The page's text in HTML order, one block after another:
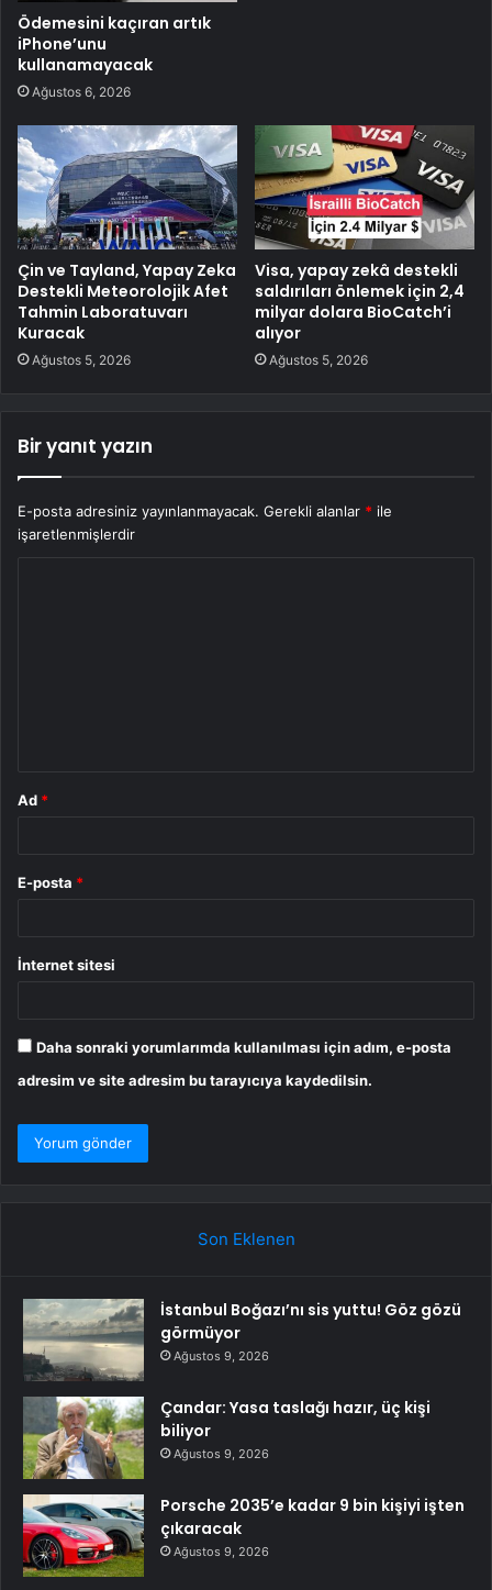
Ödemesini kaçıran artık
iPhone’unu
kullanamayacak
Ağustos 6, 2026
Çin ve Tayland, Yapay Zeka
Destekli Meteorolojik Afet
Tahmin Laboratuvarı
Kuracak
Ağustos 5, 2026
Visa, yapay zekâ destekli
saldırıları önlemek için 2,4
milyar dolara BioCatch’i
alıyor
Ağustos 5, 2026
Bir yanıt yazın
E-posta adresiniz yayınlanmayacak. Gerekli alanlar * ile
işaretlenmişlerdir
Ad *
E-posta *
İnternet sitesi
Daha sonraki yorumlarımda kullanılması için adım, e-posta
adresim ve site adresim bu tarayıcıya kaydedilsin.
Son Eklenen
İstanbul Boğazı’nı sis yuttu! Göz gözü
görmüyor
Ağustos 9, 2026
Çandar: Yasa taslağı hazır, üç kişi
biliyor
Ağustos 9, 2026
Porsche 2035’e kadar 9 bin kişiyi işten
çıkaracak
Ağustos 9, 2026